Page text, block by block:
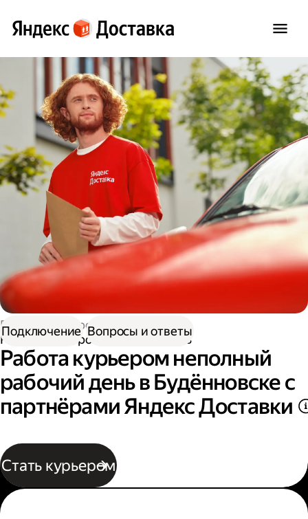
Работа курьером
Работа курьером неполный день
Работа курьером неполный
рабочий день в Будённовске с
партнёрами Яндекс Доставки
Стать курьером
Подключение Вопросы и ответы